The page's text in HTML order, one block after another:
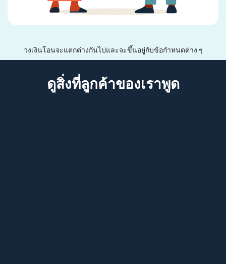
วงเงินโอนจะแตกต่างกันไปและจะขึ้นอยู่กับข้อกำหนดต่าง ๆ
ดูสิ่งที่ลูกค้าของเราพูด